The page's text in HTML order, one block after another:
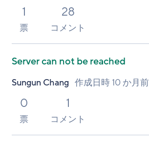
1
票
28
コメント
Server can not be reached
Sungun Chang 作成日時10 か月前
0
票
1
コメント